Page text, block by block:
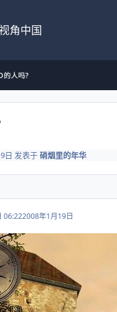
角中国
的人吗?
日 发表于硝烟里的年华
06:222008年1月19日